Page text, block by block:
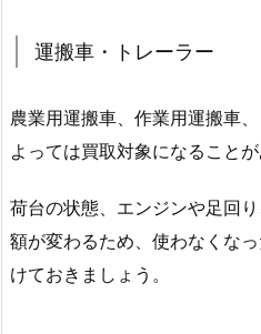
運搬車・トレーラー
農業用運搬車、作業用運搬車
よっては買取対象になることが
荷台の状態、エンジンや足回
額が変わるため、使わなくな
けておきましょう。